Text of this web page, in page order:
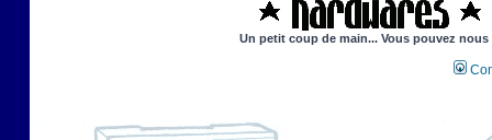
Un petit coup de main... Vous pouvez